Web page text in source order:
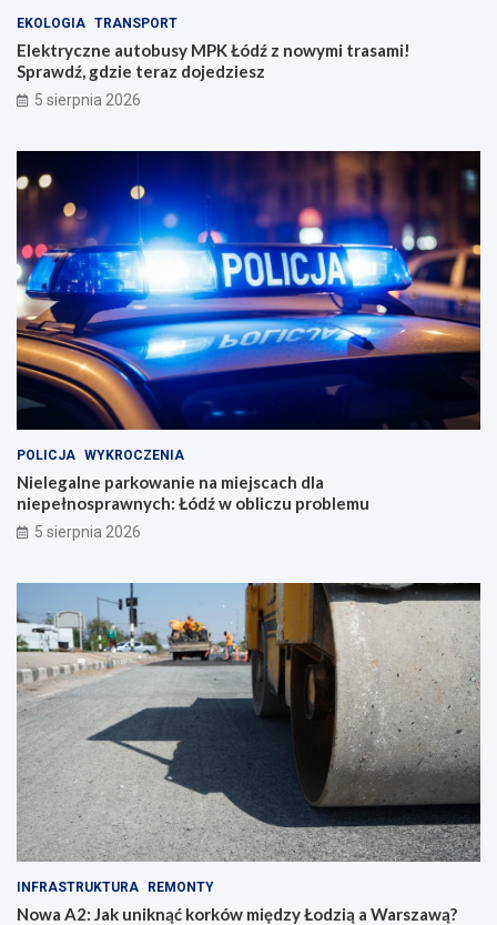
EKOLOGIA TRANSPORT
Elektryczne autobusy MPK Łódź z nowymi trasami!
Sprawdź, gdzie teraz dojedziesz
5 sierpnia 2026
POLICJA WYKROCZENIA
Nielegalne parkowanie na miejscach dla
niepełnosprawnych: Łódź w obliczu problemu
5 sierpnia 2026
INFRASTRUKTURA REMONTY
Nowa A2: Jak uniknąć korków między Łodzią a Warszawą?